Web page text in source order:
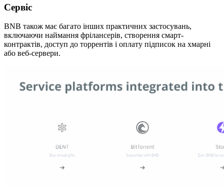
Сервіс
BNB також має багато інших практичних застосувань,
включаючи наймання фрілансерів, створення смарт-
контрактів, доступ до торрентів і оплату підписок на хмарні
або веб-сервери.